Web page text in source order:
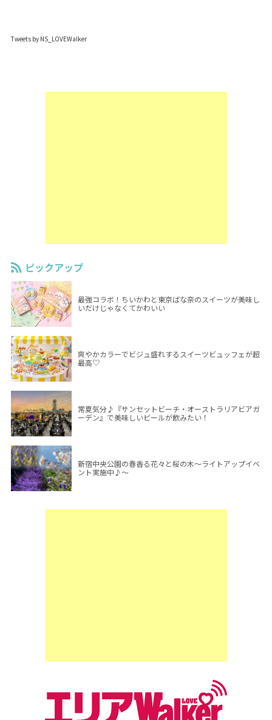
Tweets by NS_LOVEWalker
ピックアップ
最強コラボ！ちいかわと東京ばな奈のスイーツが美味し
いだけじゃなくてかわいい
爽やかカラーでビジュ盛れするスイーツビュッフェが超
最高♡
常夏気分♪『サンセットビーチ・オーストラリアビアガ
ーデン』で美味しいビールが飲みたい！
新宿中央公園の春香る花々と桜の木～ライトアップイベ
ント実施中♪～